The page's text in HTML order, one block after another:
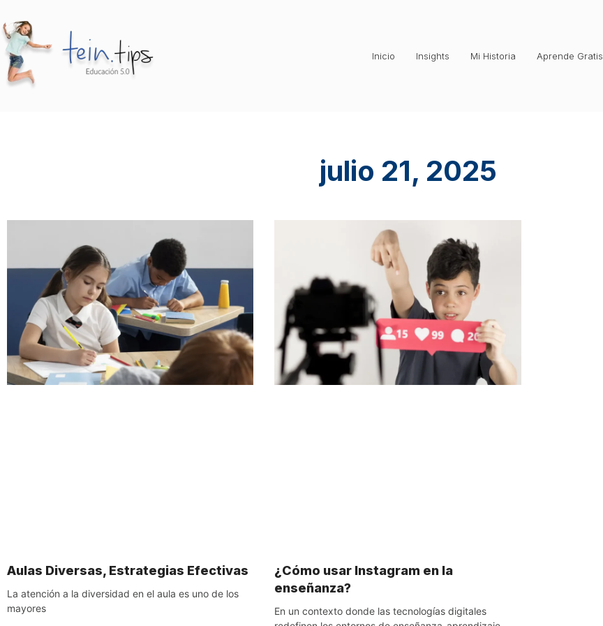
Inicio Insights Mi Historia Aprende Gratis
julio 21, 2025
Aulas Diversas, Estrategias Efectivas
La atención a la diversidad en el aula es uno de los
mayores
¿Cómo usar Instagram en la
enseñanza?
En un contexto donde las tecnologías digitales